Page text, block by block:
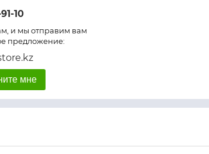
10
и мы отправим вам
предложение:
мне